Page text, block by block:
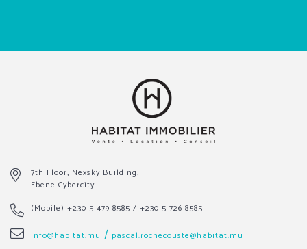
7th Floor, Nexsky Building,
Ebene Cybercity
(Mobile) +230 5 479 8585 / +230 5 726 8585
info@habitat.mu / pascal.rochecouste@habitat.mu